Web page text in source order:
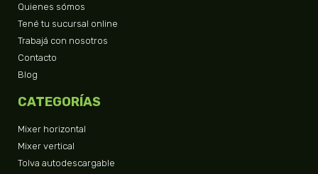
Quienes sómos
Tené tu sucursal online
Trabajá con nosotros
Contacto
Blog
CATEGORÍAS
Mixer horizontal
Mixer vertical
Tolva autodescargable